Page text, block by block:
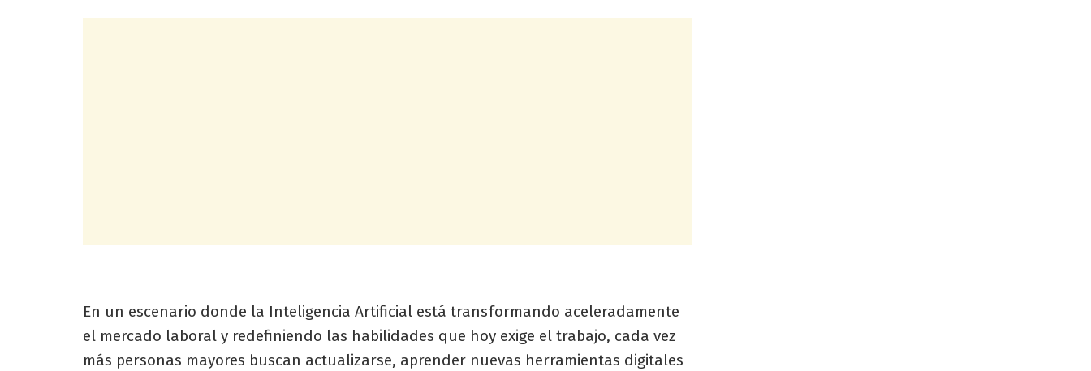
En un escenario donde la Inteligencia Artificial está transformando aceleradamente
el mercado laboral y redefiniendo las habilidades que hoy exige el trabajo, cada vez
más personas mayores buscan actualizarse, aprender nuevas herramientas digitales